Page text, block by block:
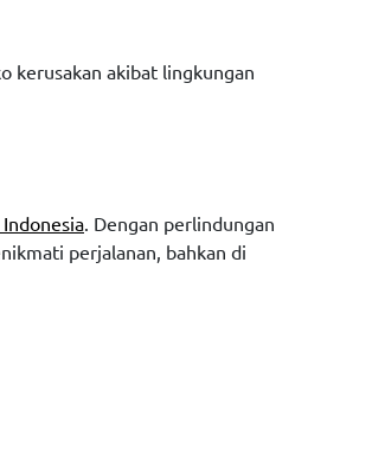
kerusakan akibat lingkungan
Indonesia. Dengan perlindungan
perjalanan, bahkan di